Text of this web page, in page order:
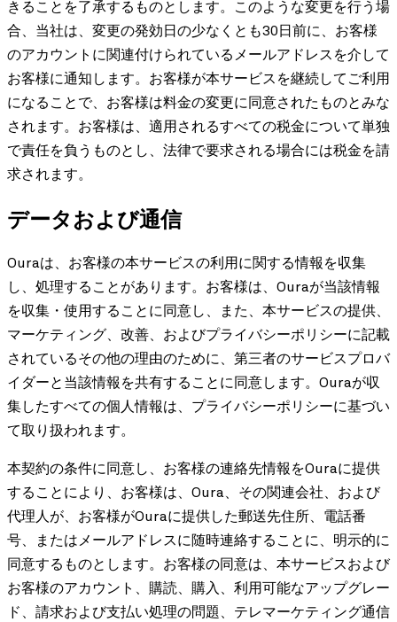
きることを了承するものとします。このような変更を行う場
合、当社は、変更の発効日の少なくとも30日前に、お客様
のアカウントに関連付けられているメールアドレスを介して
お客様に通知します。お客様が本サービスを継続してご利用
になることで、お客様は料金の変更に同意されたものとみな
されます。お客様は、適用されるすべての税金について単独
で責任を負うものとし、法律で要求される場合には税金を請
求されます。
データおよび通信
Ouraは、お客様の本サービスの利用に関する情報を収集
し、処理することがあります。お客様は、Ouraが当該情報
を収集・使用することに同意し、また、本サービスの提供、
マーケティング、改善、およびプライバシーポリシーに記載
されているその他の理由のために、第三者のサービスプロバ
イダーと当該情報を共有することに同意します。Ouraが収
集したすべての個人情報は、プライバシーポリシーに基づい
て取り扱われます。
本契約の条件に同意し、お客様の連絡先情報をOuraに提供
することにより、お客様は、Oura、その関連会社、および
代理人が、お客様がOuraに提供した郵送先住所、電話番
号、またはメールアドレスに随時連絡することに、明示的に
同意するものとします。お客様の同意は、本サービスおよび
お客様のアカウント、購読、購入、利用可能なアップグレー
ド、請求および支払い処理の問題、テレマーケティング通信